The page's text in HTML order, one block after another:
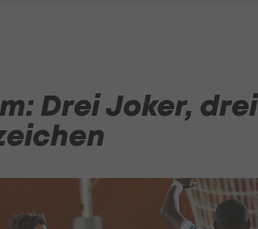
Drei Joker, drei